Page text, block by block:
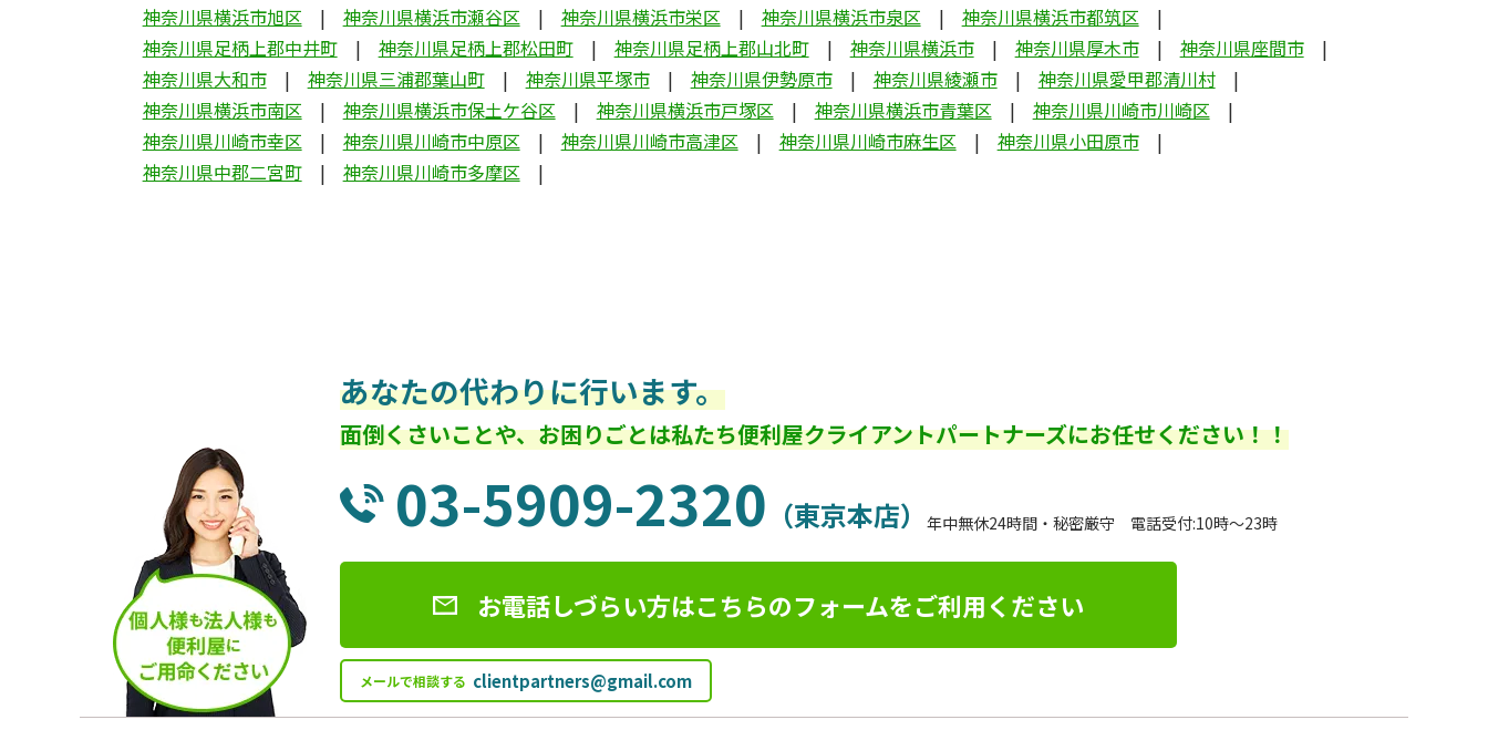
神奈川県横浜市旭区
神奈川県横浜市瀬谷区 神奈川県横浜市栄区 神奈川県横浜市泉区
神奈川県横浜市都筑区
神奈川県足柄上郡中井町
神奈川県足柄上郡松田町 神奈川県足柄上郡山北町 神奈川県横浜市 神奈川県厚木市
神奈川県座間市
神奈川県大和市
神奈川県三浦郡葉山町 神奈川県平塚市 神奈川県伊勢原市 神奈川県綾瀬市
神奈川県愛甲郡清川村
神奈川県横浜市南区
神奈川県横浜市保土ケ谷区 神奈川県横浜市戸塚区 神奈川県横浜市青葉区
神奈川県川崎市川崎区
神奈川県川崎市幸区
神奈川県川崎市中原区 神奈川県川崎市高津区 神奈川県川崎市麻生区
神奈川県小田原市
神奈川県中郡二宮町
神奈川県川崎市多摩区
あなたの代わりに行います。
面倒くさいことや、お困りごとは私たち便利屋クライアントパートナーズにお任せください！！
03-5909-2320 （東京本店） 年中無休24時間・秘密厳守 電話受付:10時～23時
お電話しづらい方はこちらのフォームをご利用ください
メールで相談する clientpartners@gmail.com